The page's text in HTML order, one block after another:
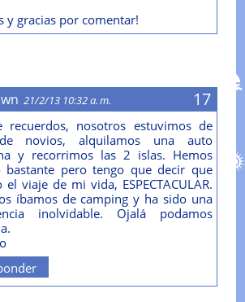
y gracias por comentar!
21/2/13 10:32 a. m.
recuerdos, nosotros estuvimos de
novios, alquilamos una auto
y recorrimos las 2 islas. Hemos
bastante pero tengo que decir que
el viaje de mi vida, ESPECTACULAR.
íbamos de camping y ha sido una
inolvidable. Ojalá podamos